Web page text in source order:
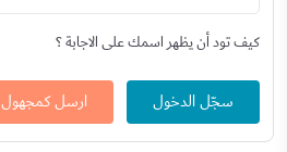
كيف تود أن يظهر اسمك على الاجابة ؟
سجّل الدخول ارسل كمجهول